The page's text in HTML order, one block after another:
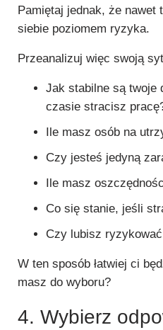
Pamiętaj jednak, że
siebie poziomem ryzyka.
Przeanalizuj więc swoją
Jak stabilne są twoje
czasie stracisz
Ile masz osób na
Czy jesteś jedyną
Ile masz
Co się stanie, jeśli
Czy lubisz
W ten sposób łatwiej ci
masz do wyboru?
4. Wybierz